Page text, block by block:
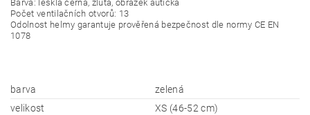
Barva: lesklá černá, žlutá, obrázek autíčka
Počet ventilačních otvorů: 13
Odolnost helmy garantuje prověřená bezpečnost dle normy CE EN
1078
barva
zelená
velikost
XS (46-52 cm)